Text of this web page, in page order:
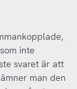
inte
svaret är att
man den